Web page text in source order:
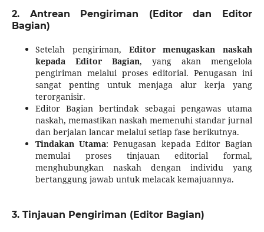
2. Antrean Pengiriman (Editor dan Editor
Bagian)
Setelah pengiriman, Editor menugaskan naskah
kepada Editor Bagian, yang akan mengelola
pengiriman melalui proses editorial. Penugasan ini
sangat penting untuk menjaga alur kerja yang
terorganisir.
Editor Bagian bertindak sebagai pengawas utama
naskah, memastikan naskah memenuhi standar jurnal
dan berjalan lancar melalui setiap fase berikutnya.
Tindakan Utama: Penugasan kepada Editor Bagian
memulai proses tinjauan editorial formal,
menghubungkan naskah dengan individu yang
bertanggung jawab untuk melacak kemajuannya.
3. Tinjauan Pengiriman (Editor Bagian)